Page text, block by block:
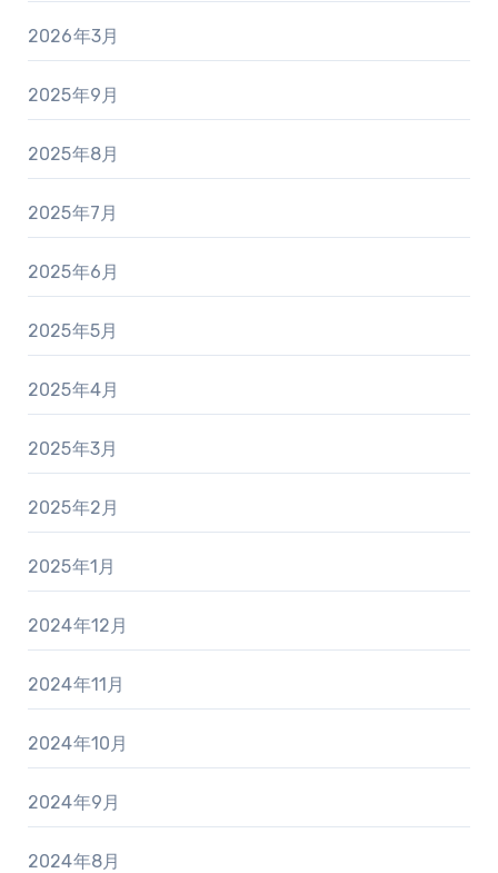
2026年3月
2025年9月
2025年8月
2025年7月
2025年6月
2025年5月
2025年4月
2025年3月
2025年2月
2025年1月
2024年12月
2024年11月
2024年10月
2024年9月
2024年8月